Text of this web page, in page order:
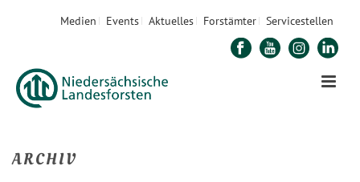
Medien Events Aktuelles Forstämter Servicestellen
ARCHIV